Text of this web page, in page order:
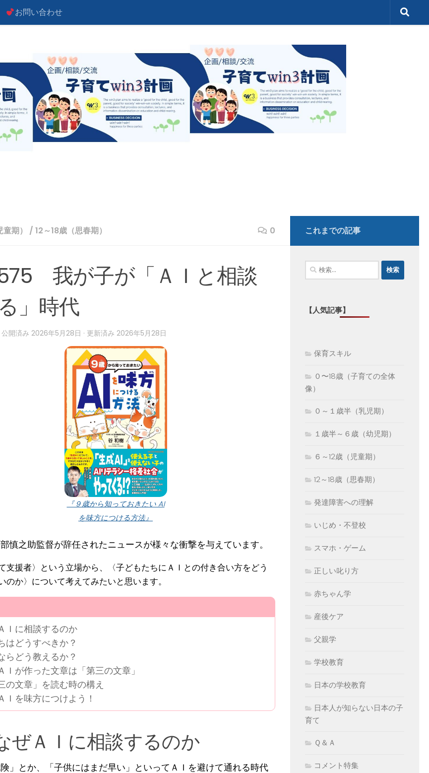
お問い合わせ
期） / 12～18歳（思春期） 0
我が子が「ＡＩと相談
」時代
公開済み 2026年5月28日 · 更新済み 2026年5月28日
『９歳から知っておきたい AI
を味方につける方法』
慎之助監督が辞任されたニュースが様々な衝撃を与えています。
支援者〉という立場から、〈子どもたちにＡＩとの付き合い方をどう
のか〉について考えてみたいと思います。
Ｉに相談するのか
はどうすべきか？
らどう教えるか？
Ｉが作った文章は「第三の文章」
の文章」を読む時の構え
Ｉを味方につけよう！
ぜＡＩに相談するのか
険」とか、「子供にはまだ早い」といってＡＩを避けて通れる時代
これまでの記事
検
索:
【人気記事】
保育スキル
０〜18歳（子育ての全体
像）
０～１歳半（乳児期）
１歳半～６歳（幼児期）
６～12歳（児童期）
12～18歳（思春期）
発達障害への理解
いじめ・不登校
スマホ・ゲーム
正しい叱り方
赤ちゃん学
産後ケア
父親学
学校教育
日本の学校教育
日本人が知らない日本の子
育て
Ｑ＆Ａ
コメント特集